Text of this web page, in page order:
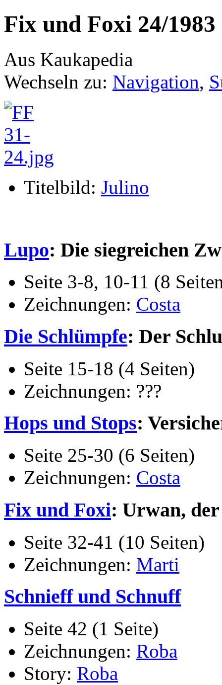
Fix und Foxi 24/1983
Aus Kaukapedia
Wechseln zu: Navigation,
Titelbild: Julino
Lupo: Die siegreichen
Seite 3-8, 10-11 (8
Zeichnungen: Costa
Die Schlümpfe: Der
Seite 15-18 (4 Seiten)
Zeichnungen: ???
Hops und Stops:
Seite 25-30 (6 Seiten)
Zeichnungen: Costa
Fix und Foxi: Urwan,
Seite 32-41 (10 Seiten)
Zeichnungen: Marti
Schnieff und Schnuff
Seite 42 (1 Seite)
Zeichnungen: Roba
Story: Roba